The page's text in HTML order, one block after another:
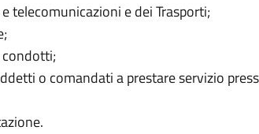
telecomunicazioni e dei Trasporti;
o comandati a prestare servizio